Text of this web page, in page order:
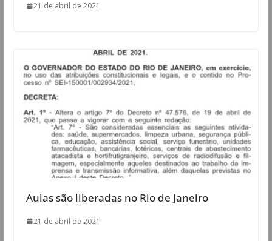
21 de abril de 2021
Aulas são liberadas no Rio de Janeiro
21 de abril de 2021